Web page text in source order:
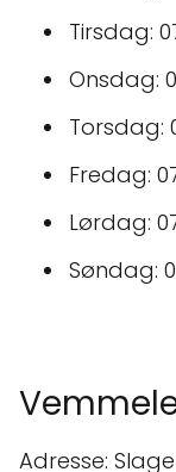
Tirsdag:
Onsdag:
Torsdag:
Fredag:
Lørdag:
Søndag:
Adresse: